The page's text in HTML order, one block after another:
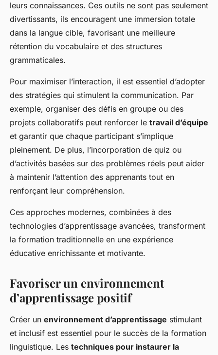
leurs connaissances. Ces outils ne sont pas seulement
divertissants, ils encouragent une immersion totale
dans la langue cible, favorisant une meilleure
rétention du vocabulaire et des structures
grammaticales.
Pour maximiser l’interaction, il est essentiel d’adopter
des stratégies qui stimulent la communication. Par
exemple, organiser des défis en groupe ou des
projets collaboratifs peut renforcer le travail d’équipe
et garantir que chaque participant s’implique
pleinement. De plus, l’incorporation de quiz ou
d’activités basées sur des problèmes réels peut aider
à maintenir l’attention des apprenants tout en
renforçant leur compréhension.
Ces approches modernes, combinées à des
technologies d’apprentissage avancées, transforment
la formation traditionnelle en une expérience
éducative enrichissante et motivante.
Favoriser un environnement
d’apprentissage positif
Créer un environnement d’apprentissage stimulant
et inclusif est essentiel pour le succès de la formation
linguistique. Les techniques pour instaurer la